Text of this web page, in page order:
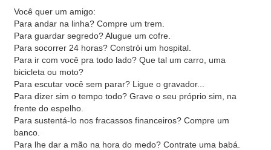
Você quer um amigo:
Para andar na linha? Compre um trem.
Para guardar segredo? Alugue um cofre.
Para socorrer 24 horas? Constrói um hospital.
Para ir com você pra todo lado? Que tal um carro, uma
bicicleta ou moto?
Para escutar você sem parar? Ligue o gravador...
Para dizer sim o tempo todo? Grave o seu próprio sim, na
frente do espelho.
Para sustentá-lo nos fracassos financeiros? Compre um
banco.
Para lhe dar a mão na hora do medo? Contrate uma babá.